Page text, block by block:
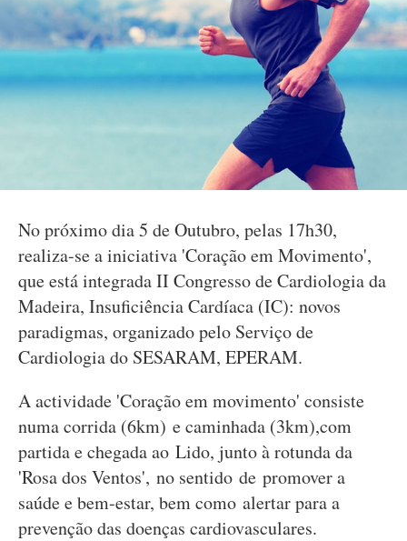
No próximo dia 5 de Outubro, pelas 17h30,
realiza-se a iniciativa 'Coração em Movimento',
que está integrada II Congresso de Cardiologia da
Madeira, Insuficiência Cardíaca (IC): novos
paradigmas, organizado pelo Serviço de
Cardiologia do SESARAM, EPERAM.
A actividade 'Coração em movimento' consiste
numa corrida (6km) e caminhada (3km),com
partida e chegada ao Lido, junto à rotunda da
'Rosa dos Ventos', no sentido de promover a
saúde e bem-estar, bem como alertar para a
prevenção das doenças cardiovasculares.